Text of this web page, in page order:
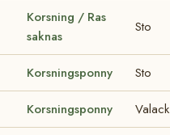
Korsning / Ras
saknas
Sto
Korsningsponny Sto
Korsningsponny Valack